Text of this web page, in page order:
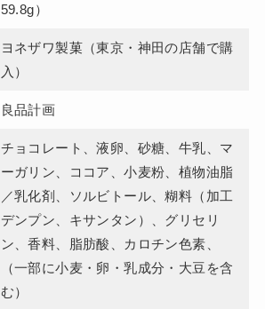
59.8g）
ヨネザワ製菓（東京・神田の店舗で購
入）
良品計画
チョコレート、液卵、砂糖、牛乳、マ
ーガリン、ココア、小麦粉、植物油脂
／乳化剤、ソルビトール、糊料（加工
デンプン、キサンタン）、グリセリ
ン、香料、脂肪酸、カロチン色素、
（一部に小麦・卵・乳成分・大豆を含
む）